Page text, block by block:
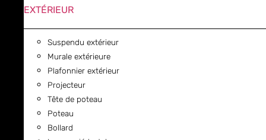
EXTÉRIEUR
Suspendu extérieur
Murale extérieure
Plafonnier extérieur
Projecteur
Tête de poteau
Poteau
Bollard